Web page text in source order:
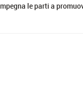
le parti a